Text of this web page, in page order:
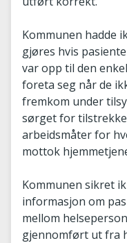
Kommunen hadde
gjøres hvis
var opp til den
foreta seg når de
fremkom under
sørget for
arbeidsmåter for
mottok
Kommunen sikret
informasjon om
mellom
gjennomført ut fra